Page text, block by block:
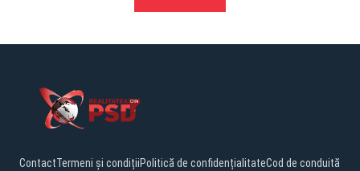
ContactTermeni și condițiiPolitică de confidențialitateCod de conduită